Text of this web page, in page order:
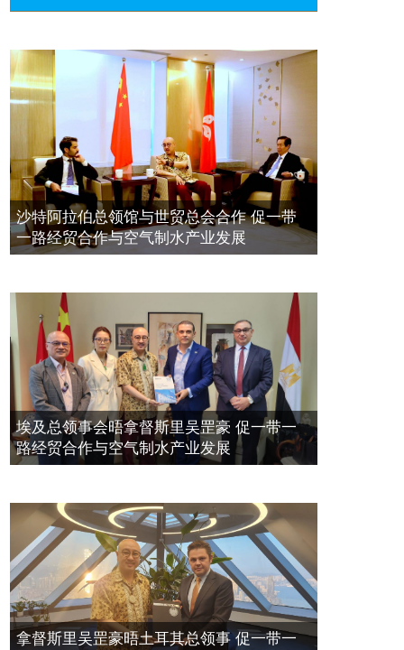
一带一路经贸合作与空气制水产业发
2023年11月23日
埃及总领事会晤拿督斯里吴罡豪 促一
带一路经贸合作与空气制水产业发展
2023年11月23日
拿督斯里吴罡豪晤土耳其总领事 促一
带一路经贸合作与空气制水产业发展
2023年11月23日
長瑚蒞臨 天泉鼎豐深圳總部及國際標
量波量子研究院
2021年12月10日
標量波光量子導入系統聯合國總部拿
督斯裏吳達鎔教授首發
2021年12月10日
空氣制水發明人吳達鎔出席聯合國環
境科政商管治聯盟會議
沙特阿拉伯总领馆与世贸总会合作 促一带
一路经贸合作与空气制水产业发展
埃及总领事会晤拿督斯里吴罡豪 促一带一
路经贸合作与空气制水产业发展
拿督斯里吴罡豪晤土耳其总领事 促一带一